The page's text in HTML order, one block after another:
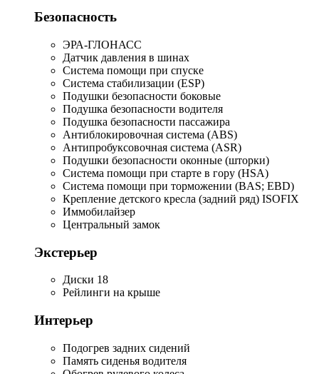
Безопасность
ЭРА-ГЛОНАСС
Датчик давления в шинах
Система помощи при спуске
Система стабилизации (ESP)
Подушки безопасности боковые
Подушка безопасности водителя
Подушка безопасности пассажира
Антиблокировочная система (ABS)
Антипробуксовочная система (ASR)
Подушки безопасности оконные (шторки)
Система помощи при старте в гору (HSA)
Система помощи при торможении (BAS; EBD)
Крепление детского кресла (задний ряд) ISOFIX
Иммобилайзер
Центральный замок
Экстерьер
Диски 18
Рейлинги на крыше
Интерьер
Подогрев задних сидений
Память сиденья водителя